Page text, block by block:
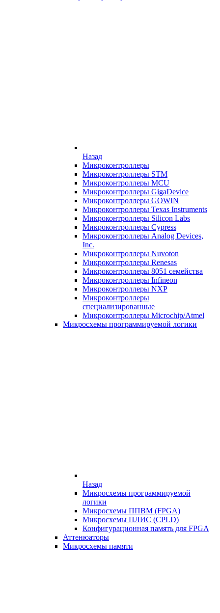
Назад
Микроконтроллеры
Микроконтроллеры STM
Микроконтроллеры MCU
Микроконтроллеры GigaDevice
Микроконтроллеры GOWIN
Микроконтроллеры Texas Instruments
Микроконтроллеры Silicon Labs
Микроконтроллеры Cypress
Микроконтроллеры Analog Devices,
Inc.
Микроконтроллеры Nuvoton
Микроконтроллеры Renesas
Микроконтроллеры 8051 семейства
Микроконтроллеры Infineon
Микроконтроллеры NXP
Микроконтроллеры
специализированные
Микроконтроллеры Microchip/Atmel
Микросхемы программируемой логики
Назад
Микросхемы программируемой
логики
Микросхемы ППВМ (FPGA)
Микросхемы ПЛИС (CPLD)
Конфигурационная память для FPGA
Аттенюаторы
Микросхемы памяти